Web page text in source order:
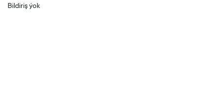
Bildiriş ýok